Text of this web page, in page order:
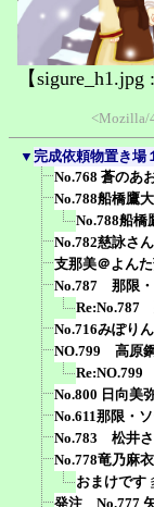
【sigure_h1.jpg
<Mozilla/
▼ 完成依頼物置き場
No.768 蒼のあ
No.788船橋鷹
No.788船橋
No.782慈詠さ
支那美＠よん
No.787 那限・
Re:No.787
No.716みぽり
NO.799 高原
Re:NO.799
No.800 日向美
No.611那限・
No.783 松井さ
No.778竜乃麻
おまけです
発注 No.777